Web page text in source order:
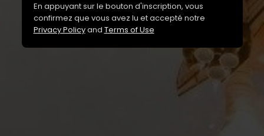
En appuyant sur le bouton d'inscription, vous
confirmez que vous avez lu et accepté notre
Privacy Policyand Terms of Use